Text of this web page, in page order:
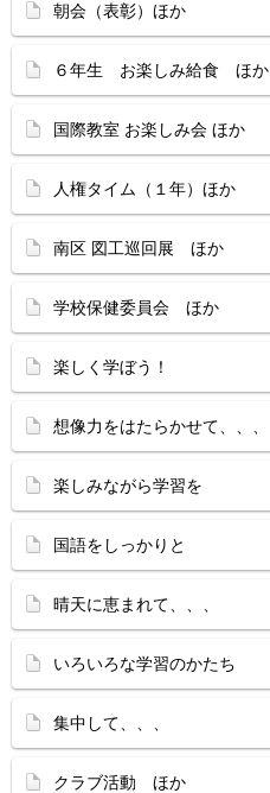
朝会（表彰）ほか
６年生 お楽しみ給食 ほか
国際教室 お楽しみ会 ほか
人権タイム（１年）ほか
南区 図工巡回展 ほか
学校保健委員会 ほか
楽しく学ぼう！
想像力をはたらかせて、、、
楽しみながら学習を
国語をしっかりと
晴天に恵まれて、、、
いろいろな学習のかたち
集中して、、、
クラブ活動 ほか